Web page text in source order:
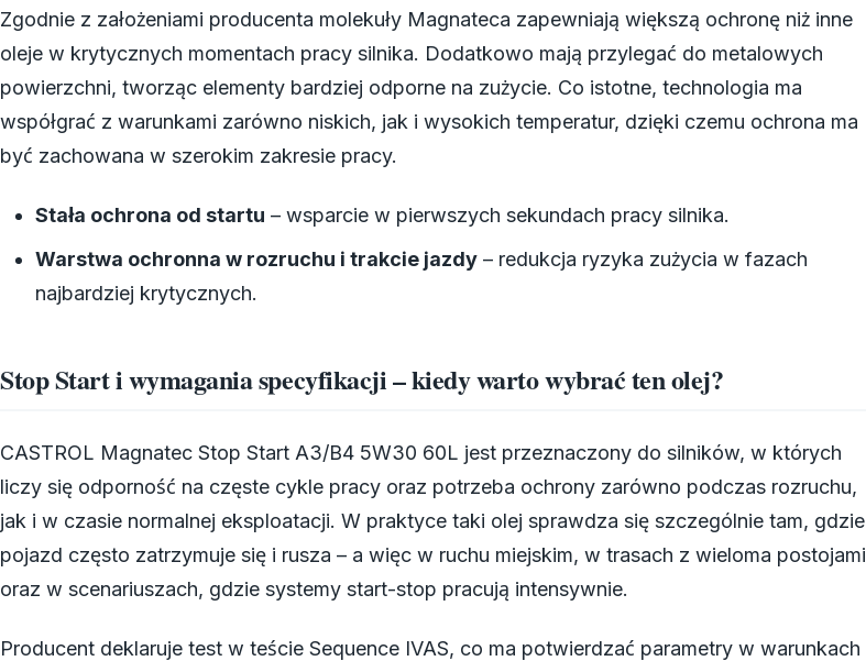
Zgodnie z założeniami producenta molekuły Magnateca zapewniają większą ochronę niż inne
oleje w krytycznych momentach pracy silnika. Dodatkowo mają przylegać do metalowych
powierzchni, tworząc elementy bardziej odporne na zużycie. Co istotne, technologia ma
współgrać z warunkami zarówno niskich, jak i wysokich temperatur, dzięki czemu ochrona ma
być zachowana w szerokim zakresie pracy.
Stała ochrona od startu – wsparcie w pierwszych sekundach pracy silnika.
Warstwa ochronna w rozruchu i trakcie jazdy– redukcja ryzyka zużycia w fazach
najbardziej krytycznych.
Stop Start i wymagania specyfikacji – kiedy warto wybrać ten olej?
CASTROL Magnatec Stop Start A3/B4 5W30 60L jest przeznaczony do silników, w których
liczy się odporność na częste cykle pracy oraz potrzeba ochrony zarówno podczas rozruchu,
jak i w czasie normalnej eksploatacji. W praktyce taki olej sprawdza się szczególnie tam, gdzie
pojazd często zatrzymuje się i rusza – a więc w ruchu miejskim, w trasach z wieloma postojami
oraz w scenariuszach, gdzie systemy start-stop pracują intensywnie.
Producent deklaruje test w teście Sequence IVAS, co ma potwierdzać parametry w warunkach